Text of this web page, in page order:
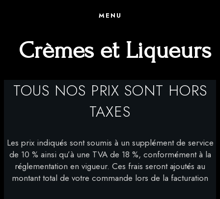
MENU
Crèmes et Liqueurs
TOUS NOS PRIX SONT HORS
TAXES
Les prix indiqués sont soumis à un supplément de service
de 10 % ainsi qu’à une TVA de 18 %, conformément à la
réglementation en vigueur. Ces frais seront ajoutés au
montant total de votre commande lors de la facturation